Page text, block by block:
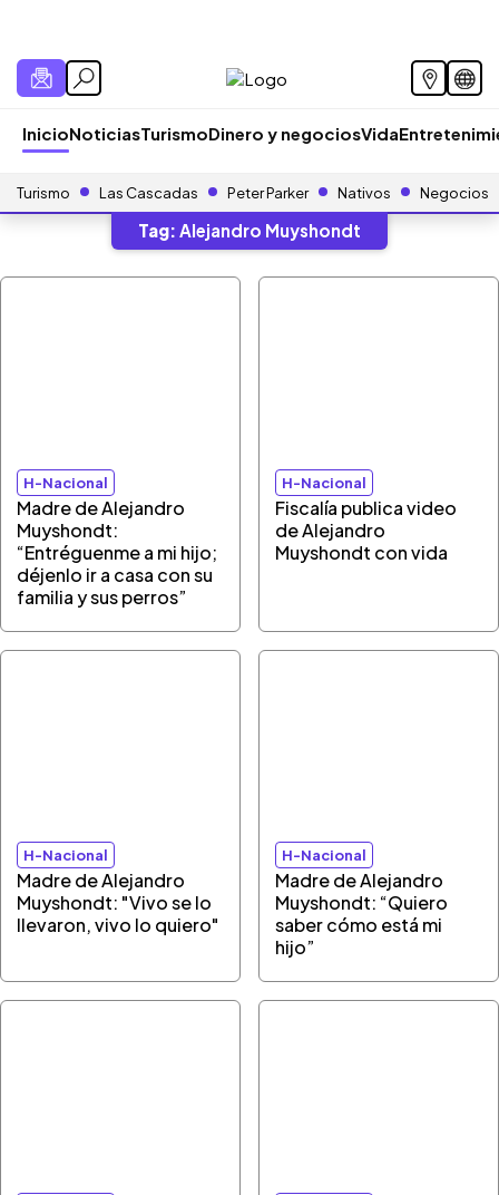
InicioNoticiasTurismoDinero y negociosVida
Turismo Las Cascadas Peter Parker Nativos Negocios
Tag: Alejandro Muyshondt
H-Nacional
Madre de Alejandro
Muyshondt:
“Entréguenme a mi hijo;
déjenlo ir a casa con su
familia y sus perros”
H-Nacional
Fiscalía publica video
de Alejandro
Muyshondt con vida
H-Nacional
Madre de Alejandro
Muyshondt: "Vivo se lo
llevaron, vivo lo quiero"
H-Nacional
Madre de Alejandro
Muyshondt: “Quiero
saber cómo está mi
hijo”